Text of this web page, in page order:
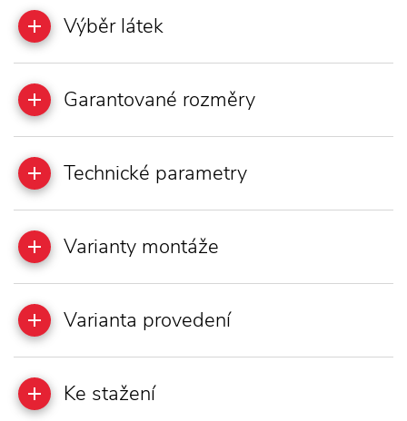
Výběr látek
Garantované rozměry
Technické parametry
Varianty montáže
Varianta provedení
Ke stažení